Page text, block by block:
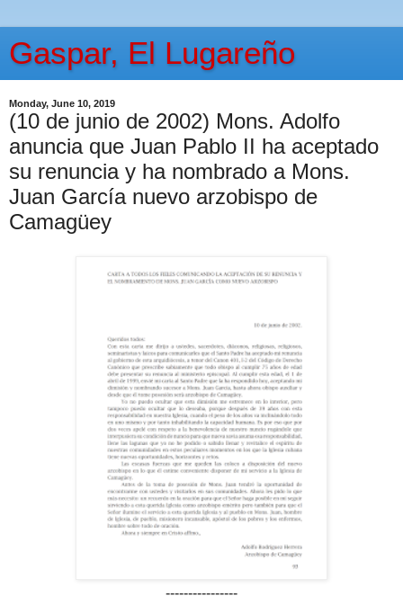
Gaspar, El Lugareño
Monday, June 10, 2019
(10 de junio de 2002) Mons. Adolfo
anuncia que Juan Pablo II ha aceptado
su renuncia y ha nombrado a Mons.
Juan García nuevo arzobispo de
Camagüey
----------------